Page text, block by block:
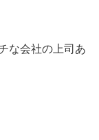
な会社の上司あ